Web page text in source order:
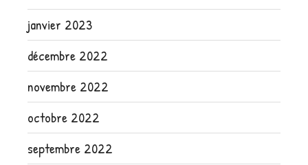
janvier 2023
décembre 2022
novembre 2022
octobre 2022
septembre 2022